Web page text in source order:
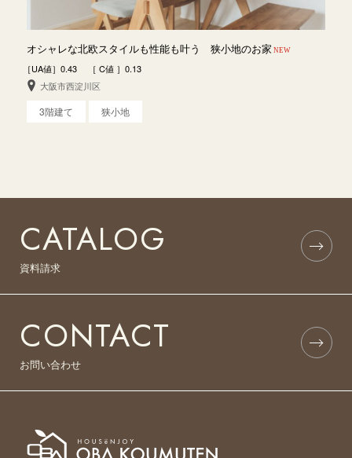
オシャレな北欧スタイルも性能も叶う 狭小地のお家 NEW
［UA値］0.43 ［ C値 ］0.13
大阪市西淀川区
3階建て 狭小地
CATALOG
資料請求
CONTACT
お問い合わせ